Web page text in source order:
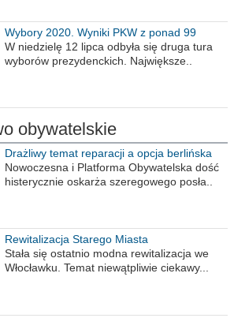
Wybory 2020. Wyniki PKW z ponad 99
procent obwodów
W niedzielę 12 lipca odbyła się druga tura
wyborów prezydenckich. Największe..
obywatelskie
Drażliwy temat reparacji a opcja berlińska
Nowoczesna i Platforma Obywatelska dość
histerycznie oskarża szeregowego posła..
Rewitalizacja Starego Miasta
Stała się ostatnio modna rewitalizacja we
Włocławku. Temat niewątpliwie ciekawy...